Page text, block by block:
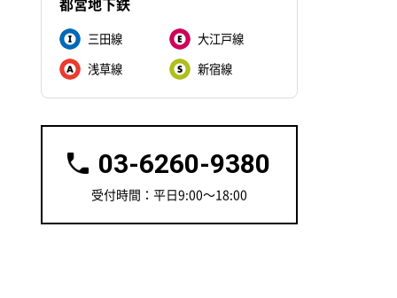
三田線
大江戸線
浅草線
新宿線
03-6260-9380
受付時間：平日9:00～18:00